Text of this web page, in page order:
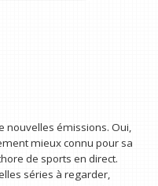
nouvelles émissions. Oui,
mieux connu pour sa
de sports en direct.
séries à regarder,